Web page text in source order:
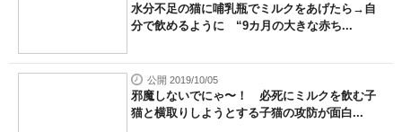
水分不足の猫に哺乳瓶でミルクをあげたら→自
分で飲めるように “9カ月の大きな赤ち...
公開 2019/10/05
邪魔しないでにゃ〜！ 必死にミルクを飲む子
猫と横取りしようとする子猫の攻防が面白...